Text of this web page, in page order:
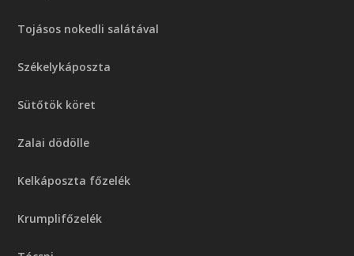
Tojásos nokedli salátával
Székelykáposzta
Sütőtök köret
Zalai dödölle
Kelkáposzta főzelék
Krumplifőzelék